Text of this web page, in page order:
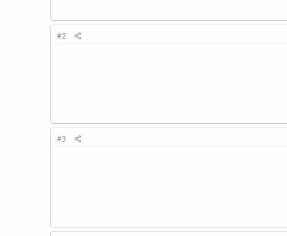
#2
#3